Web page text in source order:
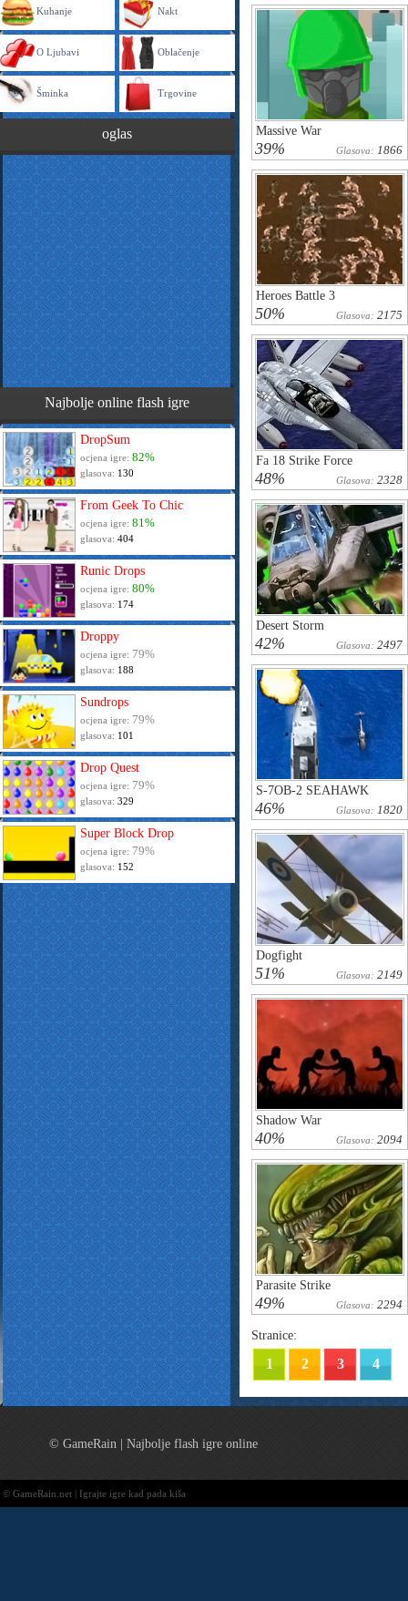
Kuhanje Nakt
O Ljubavi Oblačenje
Šminka Trgovine
oglas
Najbolje online flash igre
DropSum
ocjena igre: 82%
glasova: 130
From Geek To Chic
ocjena igre: 81%
glasova: 404
Runic Drops
ocjena igre: 80%
glasova: 174
Droppy
ocjena igre: 79%
glasova: 188
Sundrops
ocjena igre: 79%
glasova: 101
Drop Quest
ocjena igre: 79%
glasova: 329
Super Block Drop
ocjena igre: 79%
glasova: 152
Massive War
39% Glasova: 1866
Heroes Battle 3
50% Glasova: 2175
Fa 18 Strike Force
48% Glasova: 2328
Desert Storm
42% Glasova: 2497
S-7OB-2 SEAHAWK
46% Glasova: 1820
Dogfight
51% Glasova: 2149
Shadow War
40% Glasova: 2094
Parasite Strike
49% Glasova: 2294
Stranice:
1 2 3 4
© GameRain | Najbolje flash igre online
© GameRain.net | Igrajte igre kad pada kiša